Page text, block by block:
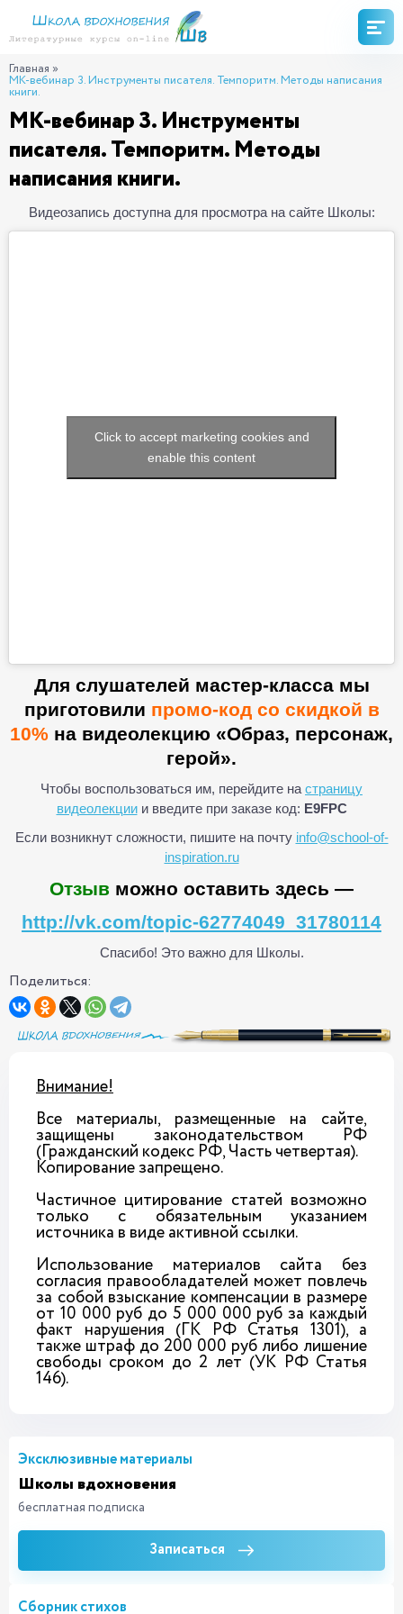
Главная »
МК-вебинар 3. Инструменты писателя. Темпоритм. Методы написания
книги.
МК-вебинар 3. Инструменты
писателя. Темпоритм. Методы
написания книги.
Видеозапись доступна для просмотра на сайте Школы:
Click to accept marketing cookies and
enable this content
Для слушателей мастер-класса мы
приготовили промо-код со скидкой в
10% на видеолекцию «Образ, персонаж,
герой».
Чтобы воспользоваться им, перейдите на страницу
видеолекциии введите при заказе код: E9FPC
Если возникнут сложности, пишите на почту info@school-of-
inspiration.ru
Отзыв можно оставить здесь —
http://vk.com/topic-62774049_31780114
Спасибо! Это важно для Школы.
Поделиться:
Внимание!
Все материалы, размещенные на сайте,
защищены законодательством РФ
(Гражданский кодекс РФ, Часть четвертая).
Копирование запрещено.
Частичное цитирование статей возможно
только с обязательным указанием
источника в виде активной ссылки.
Использование материалов сайта без
согласия правообладателей может повлечь
за собой взыскание компенсации в размере
от 10 000 руб до 5 000 000 руб за каждый
факт нарушения (ГК РФ Статья 1301), а
также штраф до 200 000 руб либо лишение
свободы сроком до 2 лет (УК РФ Статья
146).
Эксклюзивные материалы
Школы вдохновения
бесплатная подписка
Записаться
Сборник стихов